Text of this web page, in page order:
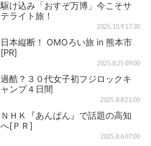
駆け込み「おすぞ万博」今こそサ
テライト旅！
2025.10.9 17:30
日本縦断！ OMOろい旅 in 熊本市
[PR]
2025.8.25 09:00
過酷？３０代女子初フジロックキ
ャンプ４日間
2025.8.8 21:00
ＮＨＫ『あんぱん』で話題の高知
へ[ＰＲ]
2025.8.6 07:00